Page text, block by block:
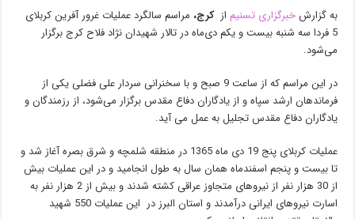
به گزارشخبرگزاری تسنیم ازکرج، مراسم سالگرد عملیات غرور آفرین کربلای
5 فردا سه شنبه بیست و یکم دی‌ماه در تالار شهیدان نژاد فلاح کرج برگزار
می‌شود.
در این مراسم که از ساعت 9 صبح و با سخنرانی سردار علی فضلی یکی از
فرماندهان ارشد سپاه و از یادگاران دفاع مقدس برگزار می‌شود، از رزمندگان و
یادگاران دفاع مقدس تجلیل به عمل می آید.
عملیات کربلای پنج 19 دی ماه 1365 در منطقه شلمچه و شرق بصره آغاز شد و
تا بیست و پنجم اسفندماه همان سال به طول انجامید و در این عملیات بیش
از 30 هزار نفر از نیرو‌های متجاوز عراقی کشته شدند و بیش از 2 هزار نفر به
اسارت نیرو‌های ایرانی درآمدند و استان البرز در این عملیات 550 شهید